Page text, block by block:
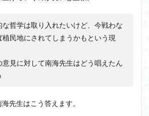
な哲学は取り入れたいけど、今戦わな
植民地にされてしまうかもという現
意見に対して南海先生はどう唱えたん
先生はこう答えます。